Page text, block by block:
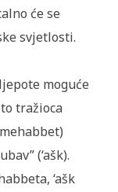
će se
svjetlosti.
moguće
tražioca
(‘ašk).
‘ašk